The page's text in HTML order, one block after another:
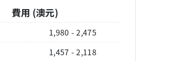
費用 (澳元)
1,980 - 2,475
1,457 - 2,118